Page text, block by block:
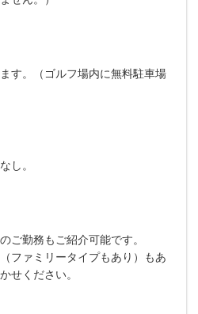
す。（ゴルフ場内に無料駐車場
し。
ご勤務もご紹介可能です。
ファミリータイプもあり）もあ
せください。